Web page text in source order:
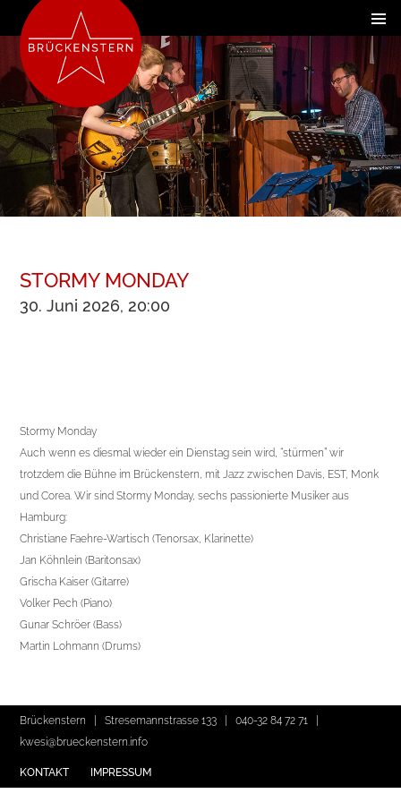
STORMY MONDAY
30. Juni 2026, 20:00
Stormy Monday
Auch wenn es diesmal wieder ein Dienstag sein wird, “stürmen” wir
trotzdem die Bühne im Brückenstern, mit Jazz zwischen Davis, EST, Monk
und Corea. Wir sind Stormy Monday, sechs passionierte Musiker aus
Hamburg:
Christiane Faehre-Wartisch (Tenorsax, Klarinette)
Jan Köhnlein (Baritonsax)
Grischa Kaiser (Gitarre)
Volker Pech (Piano)
Gunar Schröer (Bass)
Martin Lohmann (Drums)
Brückenstern | Stresemannstrasse 133 |040-32 84 72 71
kwesi@brueckenstern.info
KONTAKT IMPRESSUM